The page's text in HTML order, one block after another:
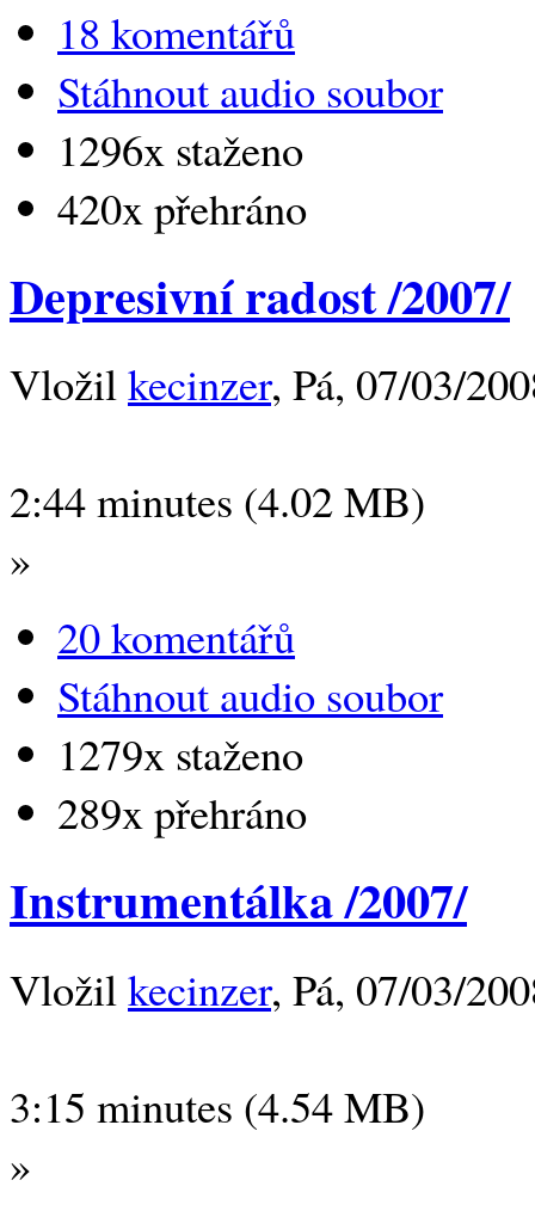
18 komentářů
Stáhnout audio soubor
1296x staženo
420x přehráno
Depresivní radost /2007/
Vložilkecinzer, Pá, 07/03/
2:44 minutes (4.02 MB)
»
20 komentářů
Stáhnout audio soubor
1279x staženo
289x přehráno
Instrumentálka /2007/
Vložilkecinzer, Pá, 07/03/
3:15 minutes (4.54 MB)
»